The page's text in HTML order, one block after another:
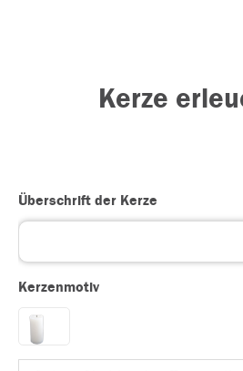
Kerze
Überschrift der Kerze
Kerzenmotiv